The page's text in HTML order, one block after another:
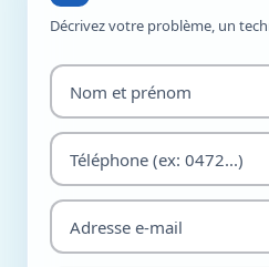
Décrivez votre problème, un